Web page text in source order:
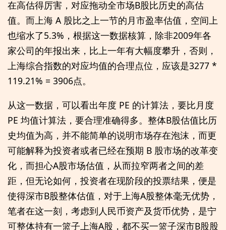
在高估得厉害，对应拖动全市场B股比历史的高估
值。而上海 A 股比之上一节的月市盈率估值，空间上
也缩水了5.3%，根据这一数据核算，除非2009年各
家公司的年报出来，比上一年有大幅度攀升，否则，
上海综合指数的对应均值的合理点位，应该是3277 *
119.21% = 3906点。
从这一数据，可以看出年度 PE 的计算法，要比月度
PE 均值计算法，要合理准确得多。整体B股估值比历
史均值为高，并不能简单的说明市场存在泡沫，而更
可能解释为投资者或者已经在预期 B 股市场的改革变
化，而担心A股市场估值，从而拉窄两者之间的差
距，但无论如何，投资者在现阶段的投票结果，便是
使得深市B股整体估值，对于上海A股整体毫无优势，
笔者在这一刻，考虑到人民币资产及货币优势，是宁
可整体持有一篮子上海A股，都不买一篮子深市B股股